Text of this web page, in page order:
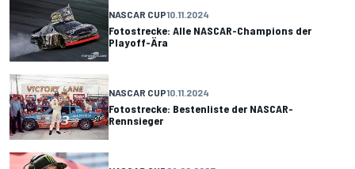
NASCAR CUP10.11.2024
Fotostrecke: Alle NASCAR-Champions der
Playoff-Ära
NASCAR CUP10.11.2024
Fotostrecke: Bestenliste der NASCAR-
Rennsieger